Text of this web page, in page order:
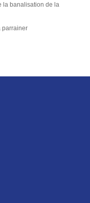
la banalisation de la
parrainer